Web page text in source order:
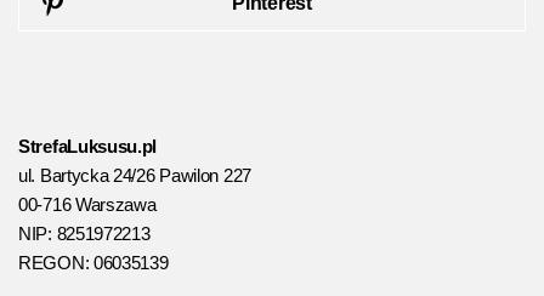
StrefaLuksusu.pl
ul. Bartycka 24/26 Pawilon 227
00-716 Warszawa
NIP: 8251972213
REGON: 06035139